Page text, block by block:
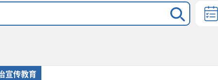
宣传教育